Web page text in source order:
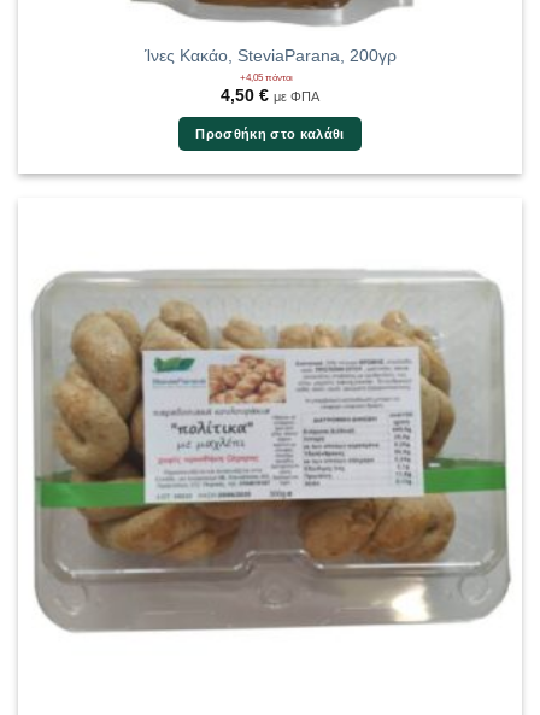
Ίνες Κακάο, SteviaParana, 200γρ
+4,05 πόντοι
4,50 € με ΦΠΑ
Προσθήκη στο καλάθι